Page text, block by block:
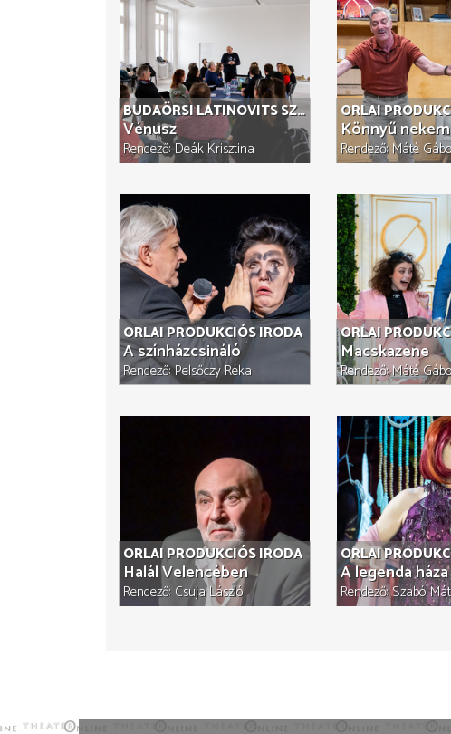
BUDAÖRSI LATINOVITS SZÍNHÁZ
Vénusz
Rendező Deák Krisztina
ORLAI
Könnyű
Rendező Máté
ORLAI PRODUKCIÓS IRODA
A színházcsináló
Rendező Pelsőczy Réka
ORLAI
Macskazene
Rendező Máté
ORLAI PRODUKCIÓS IRODA
Halál Velencében
Rendező Csuja László
ORLAI
A legenda háza
Rendező Szabó